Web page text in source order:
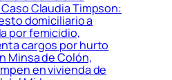
Claudia Timpson:
domiciliario a
por femicidio,
cargos por hurto
Minsa de Colón,
en vivienda de